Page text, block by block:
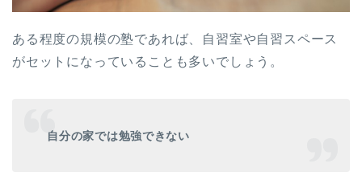
ある程度の規模の塾であれば、自習室や自習スペース
がセットになっていることも多いでしょう。
自分の家では勉強できない